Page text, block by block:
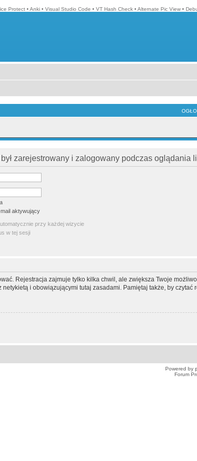
Protect • Anki • Visual Studio Code • VT Hash Check • Alternate Pic View •
zarejestrowany i zalogowany podczas oglądania
aktywujący
przy każdej wizycie
w tej sesji
Rejestracja zajmuje tylko kilka chwil, ale zwiększa Twoje
i obowiązującymi tutaj zasadami. Pamiętaj także, by czytać
Powered by
Forum